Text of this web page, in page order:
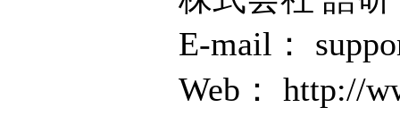
E-mail：
Web： http://